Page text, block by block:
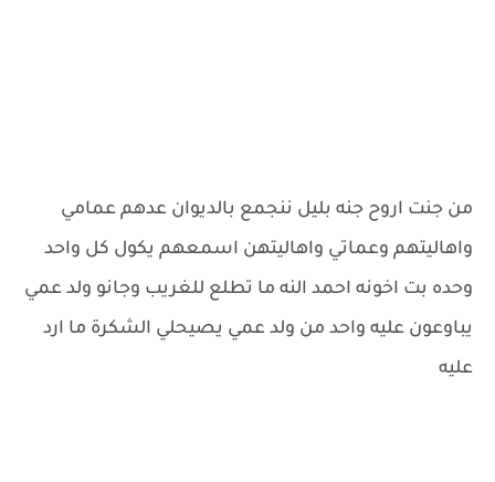
من جنت اروح جنه بليل ننجمع بالديوان عدهم عمامي
واهاليتهم وعماتي واهاليتهن اسمعهم يكول كل واحد
وحده بت اخونه احمد النه ما تطلع للغريب وجانو ولد عمي
يباوعون عليه واحد من ولد عمي يصيحلي الشكرة ما ارد
عليه